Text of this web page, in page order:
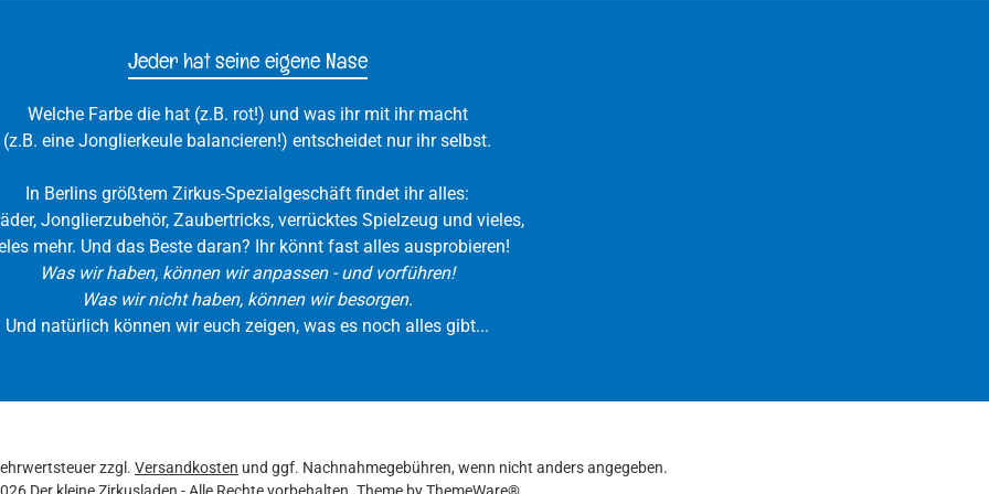
Jeder hat seine eigene Nase
Welche Farbe die hat (z.B. rot!) und was ihr mit ihr macht
(z.B. eine Jonglierkeule balancieren!) entscheidet nur ihr selbst.
In Berlins größtem Zirkus-Spezialgeschäft findet ihr alles:
Jonglierzubehör, Zaubertricks, verrücktes Spielzeug und vieles,
mehr. Und das Beste daran? Ihr könnt fast alles ausprobieren!
Was wir haben, können wir anpassen - und vorführen!
Was wir nicht haben, können wir besorgen.
Und natürlich können wir euch zeigen, was es noch alles gibt...
zzgl. Versandkosten und ggf. Nachnahmegebühren, wenn nicht anders angegeben.